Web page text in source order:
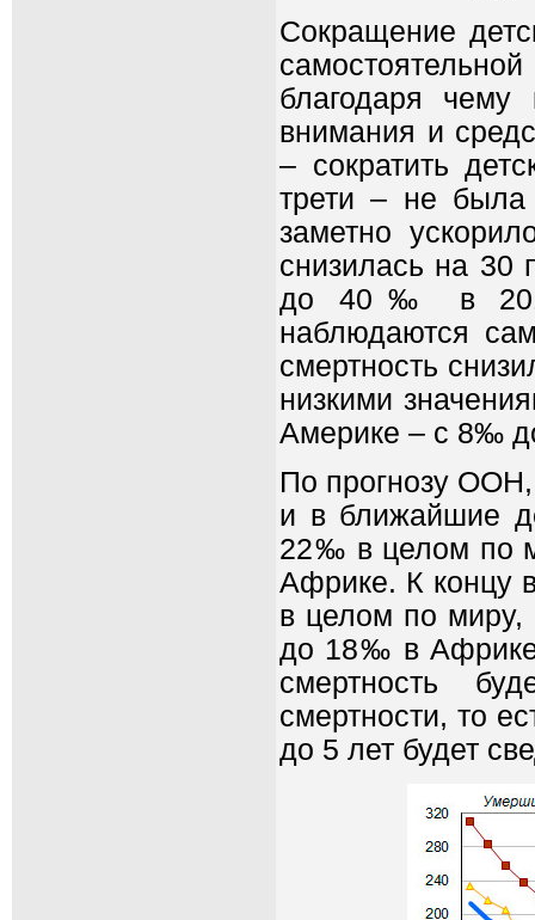
Сокращение
благодаря
внимания и
– сократить
трети – не была
заметно
снизилась на 30
до 40‰ в
наблюдаются
смертность
низкими
Америке – с 8‰
По прогнозу ООН,
и в ближайшие
22‰ в целом по
Африке. К концу
в целом по миру,
до 18‰ в
смертность
смертности, то
до 5 лет будет